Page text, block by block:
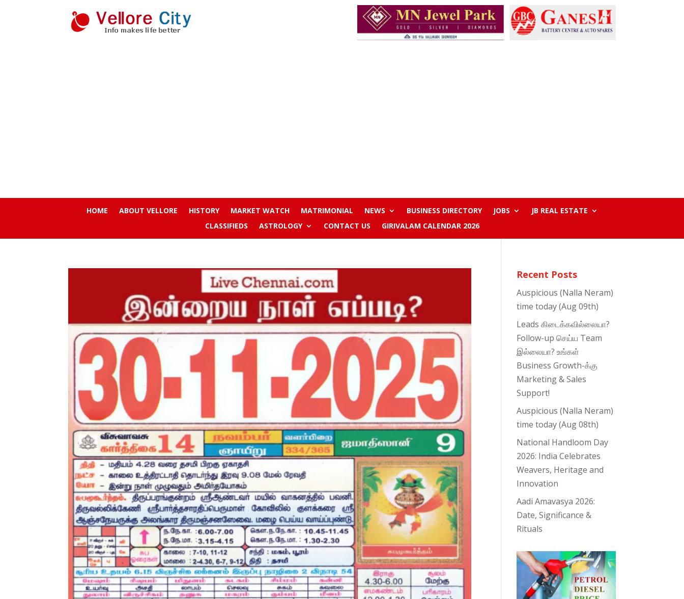
HOME ABOUT VELLORE HISTORY MARKET WATCH MATRIMONIAL NEWS BUSINESS DIRECTORY JOBS
JB REAL ESTATE
CLASSIFIEDS
ASTROLOGY CONTACT US GIRIVALAM CALENDAR 2026
Recent Posts
Auspicious (Nalla Neram)
time today (Aug 09th)
Leads கிடைக்கவில்லையா?
Follow-up செய்ய Team
இல்லையா? உங்கள்
Business Growth-க்கு
Marketing & Sales
Support!
Auspicious (Nalla Neram)
time today (Aug 08th)
National Handloom Day
2026: India Celebrates
Weavers, Heritage and
Innovation
Aadi Amavasya 2026:
Date, Significance &
Rituals